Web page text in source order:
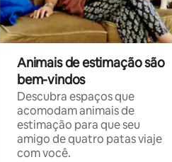
Animais de estimação são
bem-vindos
Descubra espaços que
acomodam animais de
estimação para que seu
amigo de quatro patas viaje
com você.